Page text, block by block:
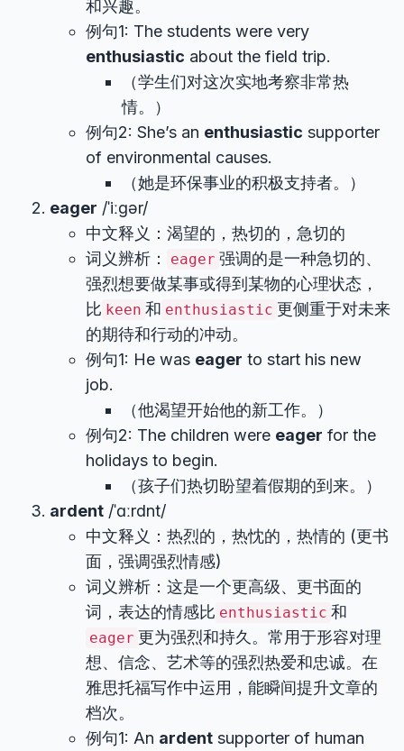
和兴趣。
例句1: The students were very
enthusiastic about the field trip.
（学生们对这次实地考察非常热
情。）
例句2: She’s an enthusiastic supporter
of environmental causes.
（她是环保事业的积极支持者。）
eager /ˈiːɡər/
中文释义：渴望的，热切的，急切的
词义辨析：
eager 强调的是一种急切的、
强烈想要做某事或得到某物的心理状态，
比 keen 和 enthusiastic 更侧重于对未来
的期待和行动的冲动。
例句1: He was eager to start his new
job.
（他渴望开始他的新工作。）
例句2: The children were eager for the
holidays to begin.
（孩子们热切盼望着假期的到来。）
ardent /ˈɑːrdnt/
中文释义：热烈的，热忱的，热情的 (更书
面，强调强烈情感)
词义辨析：这是一个更高级、更书面的
词，表达的情感比 enthusiastic 和
eager 更为强烈和持久。常用于形容对理
想、信念、艺术等的强烈热爱和忠诚。在
雅思托福写作中运用，能瞬间提升文章的
档次。
例句1: An ardent supporter of human